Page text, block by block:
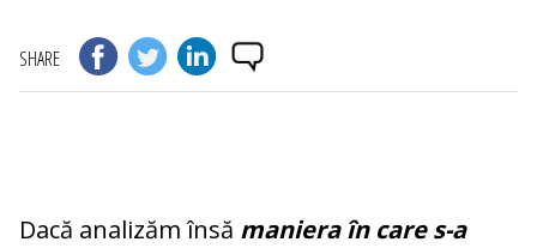
SHARE
Dacă analizăm însă maniera în care s-a